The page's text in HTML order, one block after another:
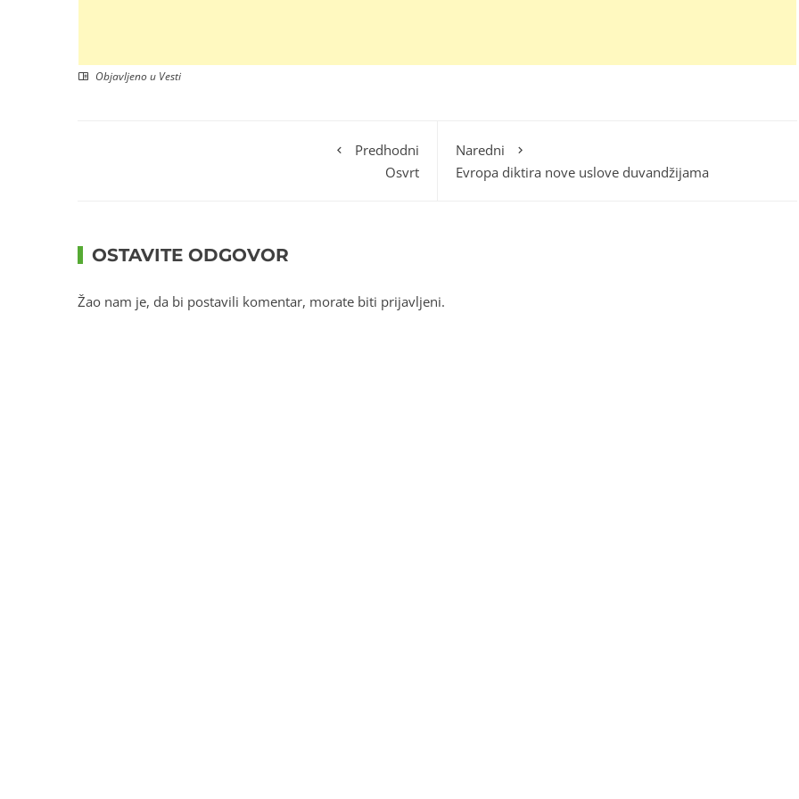
Objavljeno u Vesti
Predhodni
Osvrt
Naredni
Evropa diktira nove uslove duvandžijama
OSTAVITE ODGOVOR
Žao nam je, da bi postavili komentar, morate biti prijavljeni.